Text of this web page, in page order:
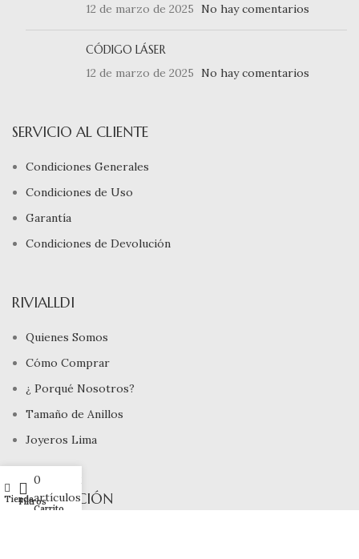
12 de marzo de 2025
No hay comentarios
CÓDIGO LÁSER
12 de marzo de 2025
No hay comentarios
SERVICIO AL CLIENTE
Condiciones Generales
Condiciones de Uso
Garantía
Condiciones de Devolución
RIVIALLDI
Quienes Somos
Cómo Comprar
¿ Porqué Nosotros?
Tamaño de Anillos
Joyeros Lima
INFORMACIÓN
TiendaFiltros
0
artículos
Carrito